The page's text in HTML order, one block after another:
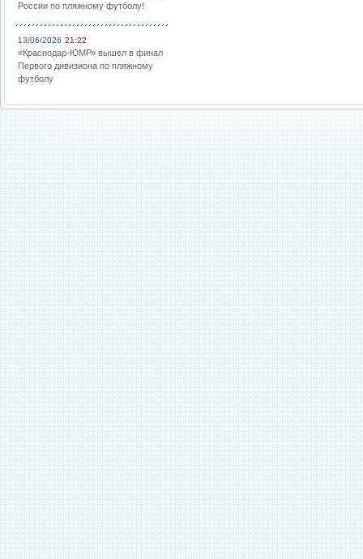
России по пляжному футболу!
13/06/2026 21:22
«Краснодар-ЮМР» вышел в финал
Первого дивизиона по пляжному
футболу